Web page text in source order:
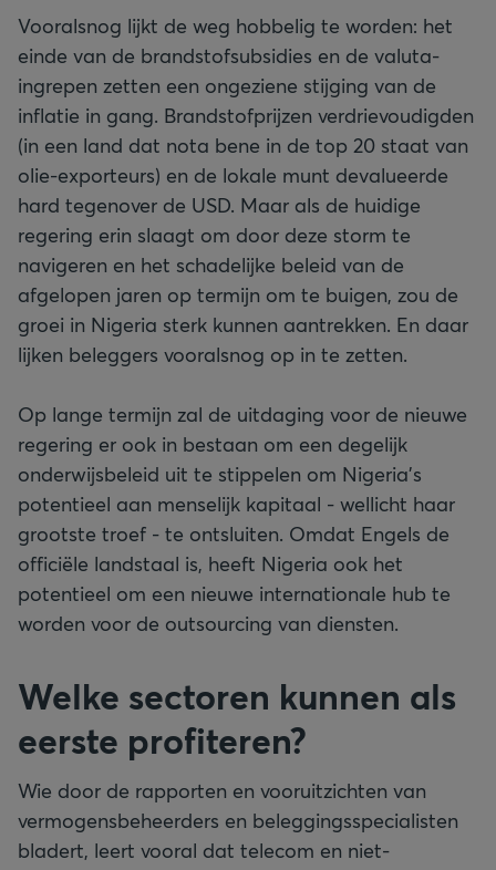
Vooralsnog lijkt de weg hobbelig te worden: het
einde van de brandstofsubsidies en de valuta-
ingrepen zetten een ongeziene stijging van de
inflatie in gang. Brandstofprijzen verdrievoudigden
(in een land dat nota bene in de top 20 staat van
olie-exporteurs) en de lokale munt devalueerde
hard tegenover de USD. Maar als de huidige
regering erin slaagt om door deze storm te
navigeren en het schadelijke beleid van de
afgelopen jaren op termijn om te buigen, zou de
groei in Nigeria sterk kunnen aantrekken. En daar
lijken beleggers vooralsnog op in te zetten.
Op lange termijn zal de uitdaging voor de nieuwe
regering er ook in bestaan om een degelijk
onderwijsbeleid uit te stippelen om Nigeria's
potentieel aan menselijk kapitaal - wellicht haar
grootste troef - te ontsluiten. Omdat Engels de
officiële landstaal is, heeft Nigeria ook het
potentieel om een nieuwe internationale hub te
worden voor de outsourcing van diensten.
Welke sectoren kunnen als
eerste profiteren?
Wie door de rapporten en vooruitzichten van
vermogensbeheerders en beleggingsspecialisten
bladert, leert vooral dat telecom en niet-